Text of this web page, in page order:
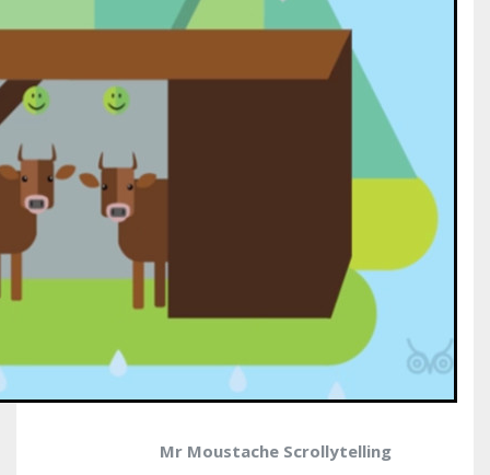
Mr Moustache Scrollytelling